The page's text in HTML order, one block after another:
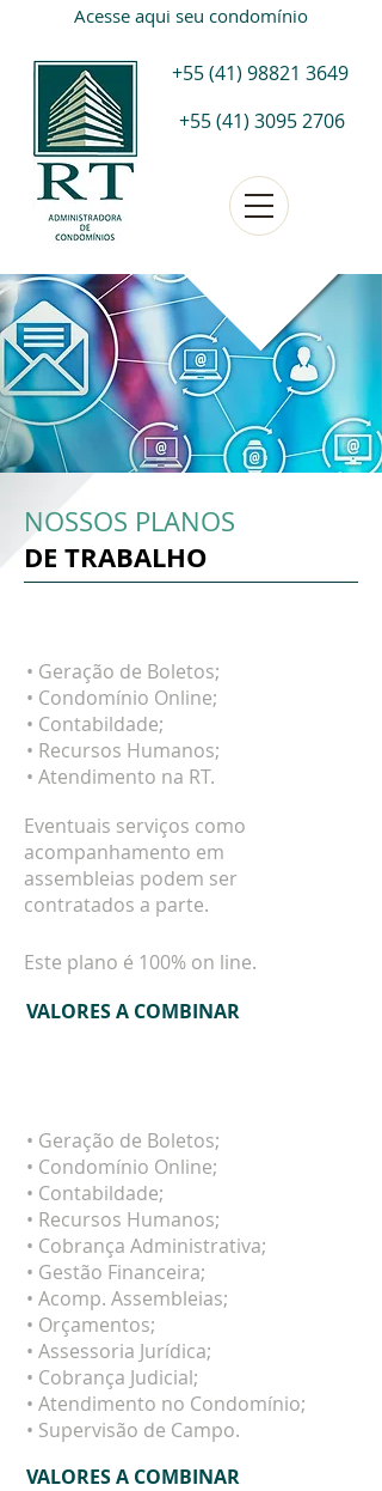
Acesse aqui seu condomínio
+55 (41) 98821 3649
+55 (41) 3095 2706
NOSSOS PLANOS
DE TRABALHO
• Geração de Boletos;
• Condomínio Online;
• Contabildade;
• Recursos Humanos;
• Atendimento na RT.
Eventuais serviços como
acompanhamento em
assembleias podem ser
contratados a parte.
Este plano é 100% on line.
VALORES A COMBINAR
• Geração de Boletos;
• Condomínio Online;
• Contabildade;
• Recursos Humanos;
• Cobrança Administrativa;
• Gestão Financeira;
• Acomp. Assembleias;
• Orçamentos;
• Assessoria Jurídica;
• Cobrança Judicial;
• Atendimento no Condomínio;
• Supervisão de Campo.
VALORES A COMBINAR